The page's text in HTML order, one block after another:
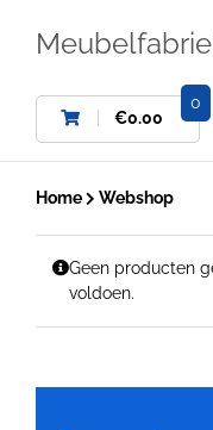
€0.00
0
Home Webshop
Geen producten
voldoen.